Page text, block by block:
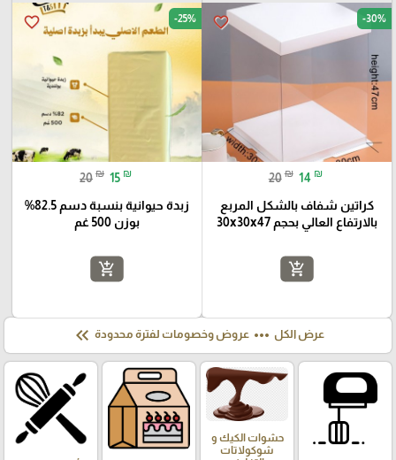
favorite_border -30%
20 ₪ 14 ₪
كراتين شفاف بالشكل المربع
بالارتفاع العالي بحجم 30x30x47
add_shopping_cart
favorite_border -25%
20 ₪ 15 ₪
زبدة حيوانية بنسبة دسم 82.5%
بوزن 500 غم
add_shopping_cart
عرض الكل more_horiz عروض وخصومات لفترة محدودة keyboard_double_arrow_left
حشوات الكيك و
شوكولاتات